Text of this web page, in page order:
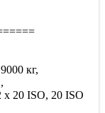
кг,
x 20 ISO, 20 ISO